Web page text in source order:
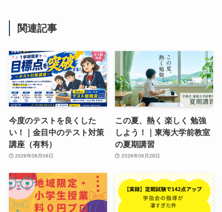
関連記事
今度のテストを良くした
い！｜金目中のテスト対策
講座（有料）
2026年08月06日
この夏、熱く 楽しく 勉強
しよう！｜東海大学前教室
の夏期講習
2026年06月28日